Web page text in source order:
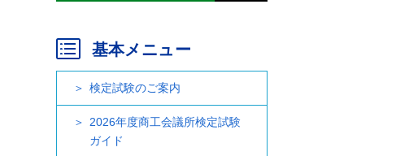
基本メニュー
検定試験のご案内
2026年度商工会議所検定試験
ガイド